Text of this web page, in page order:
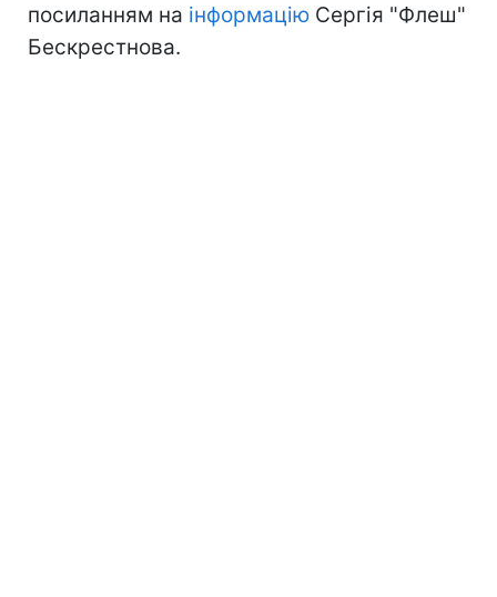
посиланням на інформацію Сергія "Флеш"
Бескрестнова.